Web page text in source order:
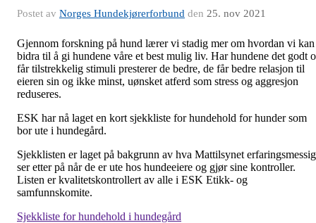
Postet av Norges Hundekjørerforbund den 25. nov 2021
Gjennom forskning på hund lærer vi stadig mer om hvordan vi kan
bidra til å gi hundene våre et best mulig liv. Har hundene det godt
får tilstrekkelig stimuli presterer de bedre, de får bedre relasjon til
eieren sin og ikke minst, uønsket atferd som stress og aggresjon
reduseres.
ESK har nå laget en kort sjekkliste for hundehold for hunder som
bor ute i hundegård.
Sjekklisten er laget på bakgrunn av hva Mattilsynet erfaringsmessig
ser etter på når de er ute hos hundeeiere og gjør sine kontroller.
Listen er kvalitetskontrollert av alle i ESK Etikk- og
samfunnskomite.
Sjekkliste for hundehold i hundegård